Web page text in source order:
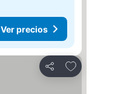
Ver precios
Compartir
Añadir a